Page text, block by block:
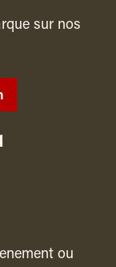
sur nos
ou